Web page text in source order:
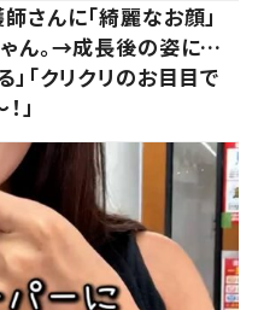
さんに「綺麗なお顔」
ん。→成長後の姿に…
」「クリクリのお目目で
」